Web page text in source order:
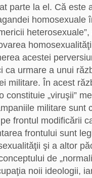
parte la el. Că este
homosexuale
acestei
ca urmare a unui
militare. În acest
constituie „viruşii”
militare
frontul modificării
frontului sunt
şi a altor
de
noii ideologii,